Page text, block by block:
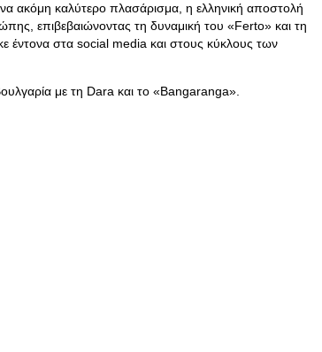
ακόμη καλύτερο πλασάρισμα, η ελληνική αποστολή
επιβεβαιώνοντας τη δυναμική του «Ferto» και τη
έντονα στα social media και στους κύκλους των
με τη Dara και το «Bangaranga».